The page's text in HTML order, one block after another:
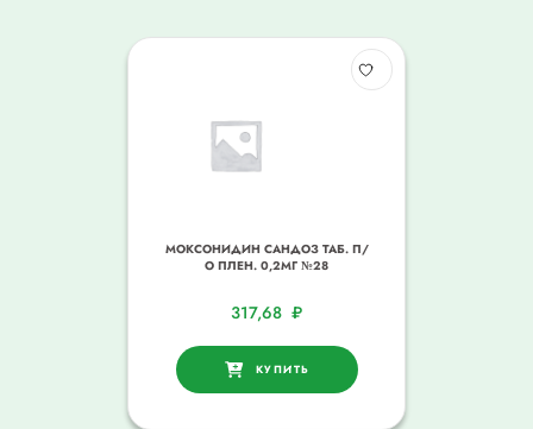
МОКСОНИДИН САНДОЗ ТАБ. П/
О ПЛЕН. 0,2МГ №28
317,68 ₽
КУПИТЬ